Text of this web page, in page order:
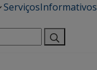
ServiçosInformativos